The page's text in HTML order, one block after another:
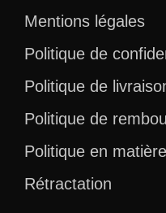
Mentions légales
Politique de
Politique de
Politique de
Politique en
Rétractation